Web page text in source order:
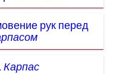
рук перед
Карпас